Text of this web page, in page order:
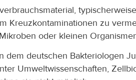
Kreuzkontaminationen zu
oder kleinen
dem deutschen Bakteriologen
Umweltwissenschaften,